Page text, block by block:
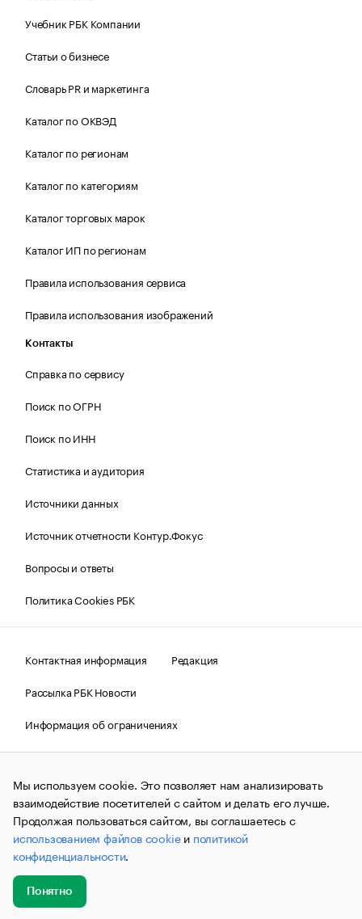
Учебник РБК Компании
Статьи о бизнесе
Словарь PR и маркетинга
Каталог по ОКВЭД
Каталог по регионам
Каталог по категориям
Каталог торговых марок
Каталог ИП по регионам
Правила использования сервиса
Правила использования изображений
Контакты
Справка по сервису
Поиск по ОГРН
Поиск по ИНН
Статистика и аудитория
Источники данных
Источник отчетности Контур.Фокус
Вопросы и ответы
Политика Cookies РБК
Контактная информация
Редакция
Рассылка РБК Новости
Информация об ограничениях
Правовая информация
О соблюдении авторских прав
© АО «РОСБИЗНЕСКОНСАЛТИНГ»,1995–2026.Сообщения
и материалы информационного агентства «РБК»
(зарегистрировано Федеральной службой по надзору в сфере
связи, информационных технологий и массовых
коммуникаций (Роскомнадзор) 09.12.2015 за номером ИА
№ФС77-63848) сопровождаются пометкой «РБК». Отдельные
публикации могут содержать информацию,
не предназначенную для пользователей
до 18 лет.
Мы используем cookie. Это позволяет нам анализировать
взаимодействие посетителей с сайтом и делать его лучше.
Продолжая пользоваться сайтом, вы соглашаетесь с
использованием файлов cookieи политикой
конфиденциальности.
Понятно